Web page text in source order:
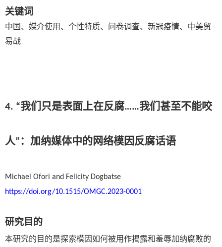
关键词
中国、媒介使用、个性特质、问卷调查、新冠疫情、中美贸
易战
4. “我们只是表面上在反腐……我们甚至不能咬
人”：加纳媒体中的网络模因反腐话语
Michael Ofori and Felicity Dogbatse
https://doi.org/10.1515/OMGC.2023-0001
研究目的
本研究的目的是探索模因如何被用作揭露和羞辱加纳腐败的